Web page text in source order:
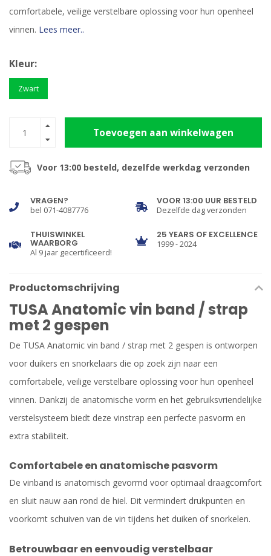
comfortabele, veilige verstelbare oplossing voor hun openheel
vinnen. Lees meer..
Kleur:
Zwart
Toevoegen aan winkelwagen
Voor 13:00 besteld, dezelfde werkdag verzonden
VRAGEN?
bel 071-4087776
VOOR 13:00 UUR BESTELD
Dezelfde dag verzonden
THUISWINKEL
WAARBORG
Al 9 jaar gecertificeerd!
25 YEARS OF EXCELLENCE
1999 - 2024
Productomschrijving
TUSA Anatomic vin band / strap
met 2 gespen
De TUSA Anatomic vin band / strap met 2 gespen is ontworpen
voor duikers en snorkelaars die op zoek zijn naar een
comfortabele, veilige verstelbare oplossing voor hun openheel
vinnen. Dankzij de anatomische vorm en het gebruiksvriendelijke
verstelsysteem biedt deze vinstrap een perfecte pasvorm en
extra stabiliteit.
Comfortabele en anatomische pasvorm
De vinband is anatomisch gevormd voor optimaal draagcomfort
en sluit nauw aan rond de hiel. Dit vermindert drukpunten en
voorkomt schuiven van de vin tijdens het duiken of snorkelen.
Betrouwbaar en eenvoudig verstelbaar